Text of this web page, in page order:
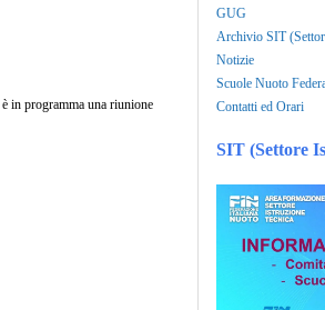
in programma una riunione
GUG
Archivio SIT
Notizie
Scuole Nuoto
Contatti ed Orari
SIT (Settore